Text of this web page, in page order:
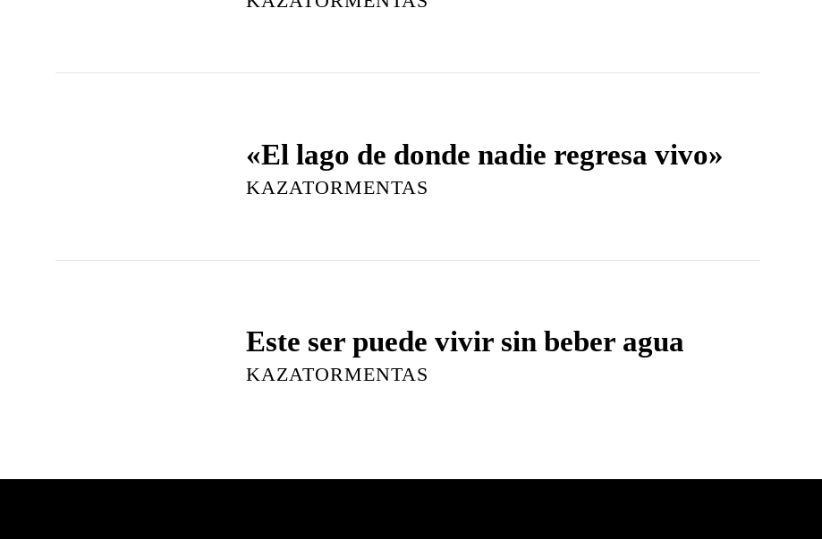
«El lago de donde nadie regresa vivo»
KAZATORMENTAS
Este ser puede vivir sin beber agua
KAZATORMENTAS